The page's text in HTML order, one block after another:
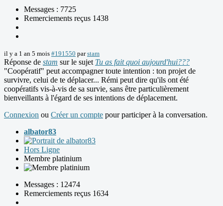
Messages : 7725
Remerciements reçus 1438
il y a 1 an 5 mois #191550 parstam
Réponse de stam sur le sujet Tu as fait quoi aujourd'hui???
"Coopératif" peut accompagner toute intention : ton projet de
survivre, celui de te déplacer... Rémi peut dire qu'ils ont été
coopératifs vis-à-vis de sa survie, sans être particulièrement
bienveillants à l'égard de ses intentions de déplacement.
Connexion ou Créer un compte pour participer à la conversation.
albator83
Hors Ligne
Membre platinium
Messages : 12474
Remerciements reçus 1634